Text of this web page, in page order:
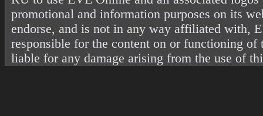
promotional and information purposes on its
endorse, and is not in any way affiliated with,
responsible for the content on or functioning of
liable for any damage arising from the use of